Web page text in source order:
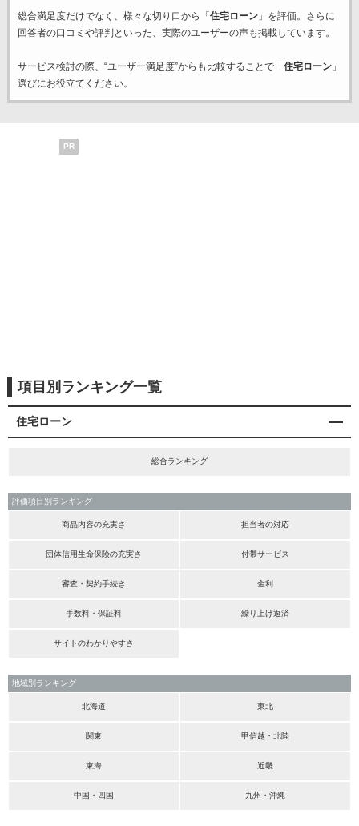
総合満足度だけでなく、様々な切り口から「 住宅ローン」を評価。さらに
回答者の口コミや評判といった、実際のユーザーの声も掲載しています。
サービス検討の際、“ユーザー満足度”からも比較することで「 住宅ローン」
選びにお役立てください。
PR
項目別ランキング一覧
住宅ローン
総合ランキング
評価項目別ランキング
商品内容の充実さ 担当者の対応
団体信用生命保険の充実さ 付帯サービス
審査・契約手続き 金利
手数料・保証料 繰り上げ返済
サイトのわかりやすさ
地域別ランキング
北海道 東北
関東 甲信越・北陸
東海 近畿
中国・四国 九州・沖縄